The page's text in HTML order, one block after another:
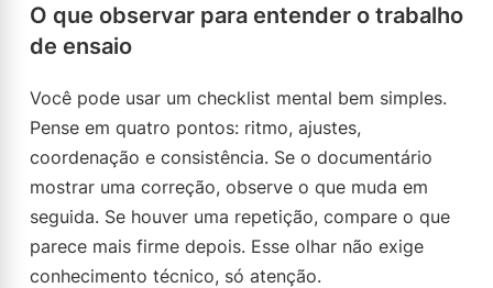
O que observar para entender o trabalho
de ensaio
Você pode usar um checklist mental bem simples.
Pense em quatro pontos: ritmo, ajustes,
coordenação e consistência. Se o documentário
mostrar uma correção, observe o que muda em
seguida. Se houver uma repetição, compare o que
parece mais firme depois. Esse olhar não exige
conhecimento técnico, só atenção.